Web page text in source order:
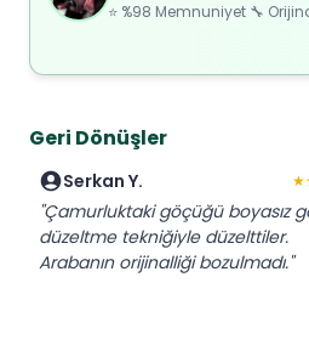
⭐ %98 Memnuniyet 🔧
Geri Dönüşler
Serkan Y.
"Çamurluktaki göçüğü boyasız
düzeltme tekniğiyle düzelttiler.
Arabanın orijinalliği bozulmadı."